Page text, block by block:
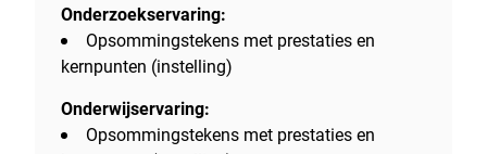
Onderzoekservaring:
Opsommingstekens met prestaties en
kernpunten (instelling)
Onderwijservaring:
Opsommingstekens met prestaties en